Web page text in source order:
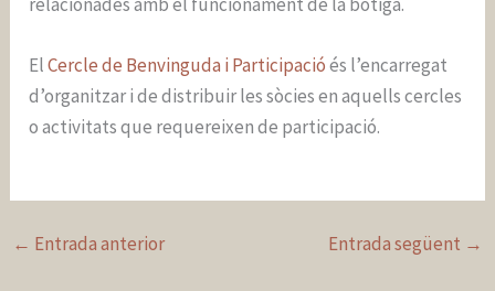
ElCercle de Benvinguda i Participacióés l’encarregat
d’organitzar i de distribuir les sòcies en aquells cercles
o activitats que requereixen de participació.
← Entrada anterior Entrada següent →